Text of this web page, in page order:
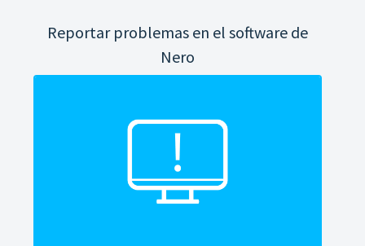
Reportar problemas en el software de
Nero